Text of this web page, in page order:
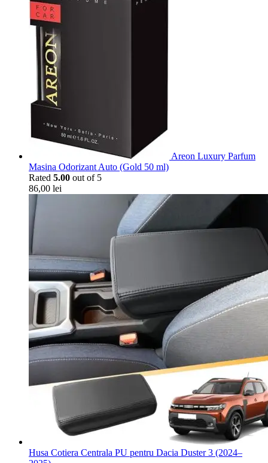
Areon Luxury Parfum
Masina Odorizant Auto (Gold 50 ml)
Rated 5.00 out of 5
86,00 lei
Husa Cotiera Centrala PU pentru Dacia Duster 3 (2024–